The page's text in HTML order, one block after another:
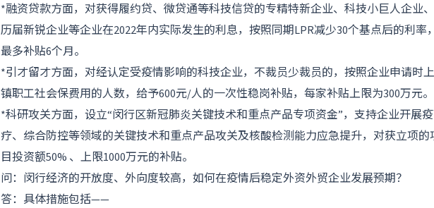
*融资贷款方面，对获得履约贷、微贷通等科技信贷的专精特新企业、科技小巨人企业、
历届新锐企业等企业在2022年内实际发生的利息，按照同期LPR减少30个基点后的利率
最多补贴6个月。
*引才留才方面，对经认定受疫情影响的科技企业，不裁员少裁员的，按照企业申请时
镇职工社会保费用的人数，给予600元/人的一次性稳岗补贴，每家补贴上限为300万元。
*科研攻关方面，设立“闵行区新冠肺炎关键技术和重点产品专项资金”，支持企业开展
疗、综合防控等领域的关键技术和重点产品攻关及核酸检测能力应急提升，对获立项
目投资额50% 、上限1000万元的补贴。
问：闵行经济的开放度、外向度较高，如何在疫情后稳定外资外贸企业发展预期？
答：具体措施包括——